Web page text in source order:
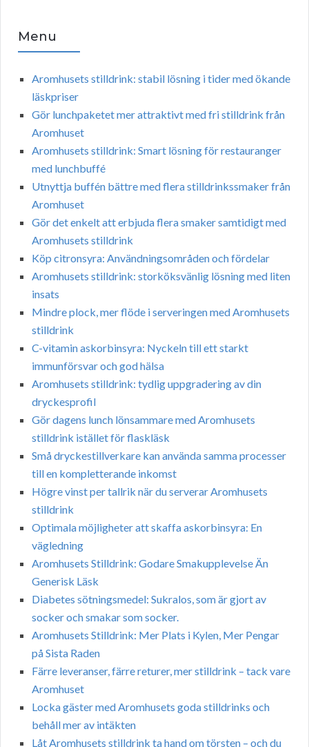
Menu
Aromhusets stilldrink: stabil lösning i tider med ökande
läskpriser
Gör lunchpaketet mer attraktivt med fri stilldrink från
Aromhuset
Aromhusets stilldrink: Smart lösning för restauranger
med lunchbuffé
Utnyttja buffén bättre med flera stilldrinkssmaker från
Aromhuset
Gör det enkelt att erbjuda flera smaker samtidigt med
Aromhusets stilldrink
Köp citronsyra: Användningsområden och fördelar
Aromhusets stilldrink: storköksvänlig lösning med liten
insats
Mindre plock, mer flöde i serveringen med Aromhusets
stilldrink
C-vitamin askorbinsyra: Nyckeln till ett starkt
immunförsvar och god hälsa
Aromhusets stilldrink: tydlig uppgradering av din
dryckesprofil
Gör dagens lunch lönsammare med Aromhusets
stilldrink istället för flaskläsk
Små dryckestillverkare kan använda samma processer
till en kompletterande inkomst
Högre vinst per tallrik när du serverar Aromhusets
stilldrink
Optimala möjligheter att skaffa askorbinsyra: En
vägledning
Aromhusets Stilldrink: Godare Smakupplevelse Än
Generisk Läsk
Diabetes sötningsmedel: Sukralos, som är gjort av
socker och smakar som socker.
Aromhusets Stilldrink: Mer Plats i Kylen, Mer Pengar
på Sista Raden
Färre leveranser, färre returer, mer stilldrink – tack vare
Aromhuset
Locka gäster med Aromhusets goda stilldrinks och
behåll mer av intäkten
Låt Aromhusets stilldrink ta hand om törsten – och du